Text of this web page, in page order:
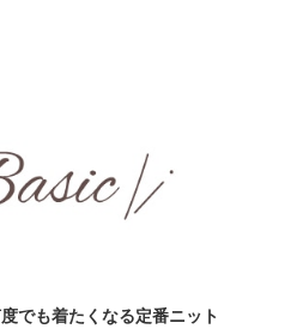
でも着たくなる定番ニット